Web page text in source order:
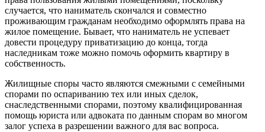
случается, что наниматель скончался и совместно
проживающим гражданам необходимо оформлять права на
жилое помещение. Бывает, что наниматель не успевает
довести процедуру приватизацию до конца, тогда
наследникам тоже можно помочь оформить квартиру в
собственность.
Жилищные споры часто являются смежными с семейными
спорами по оспариванию тех или иных сделок,
снаследственными спорами, поэтому квалифицированная
помощь юриста или адвоката по данным спорам во многом
залог успеха в разрешении важного для вас вопроса.